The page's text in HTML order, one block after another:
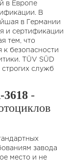
в Европе
В
в Германии
и сертификации
тем, что
к безопасности
TÜV SÜD
служб
-
завода
место и не